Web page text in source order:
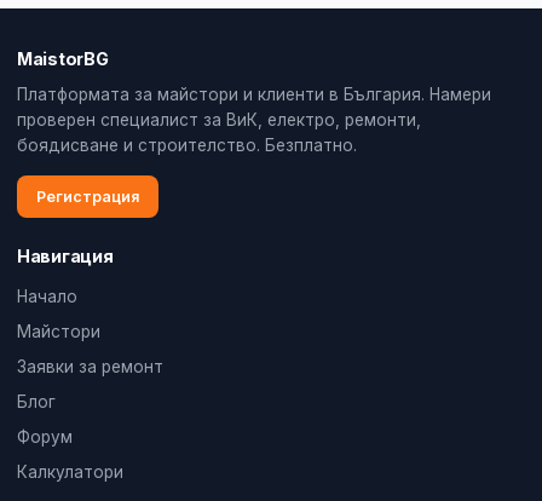
MaistorBG
Платформата за майстори и клиенти в България. Намери
проверен специалист за ВиК, електро, ремонти,
боядисване и строителство. Безплатно.
Регистрация
Навигация
Начало
Майстори
Заявки за ремонт
Блог
Форум
Калкулатори